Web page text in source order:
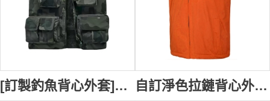
[訂製釣魚背心外套]｜設計戰術背心外套｜多功能袋口背心外套專門店 SKV070 自訂淨色拉鏈背心外套 網裡 可卸拆帽款式設計 加絨背心外套中心 SKV067